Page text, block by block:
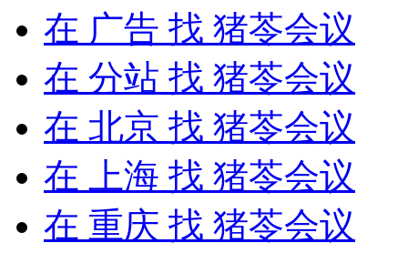
在 广告 找 猪苓会议
在 分站 找 猪苓会议
在 北京 找 猪苓会议
在
上海 找 猪苓会议
在 重庆 找 猪苓会议